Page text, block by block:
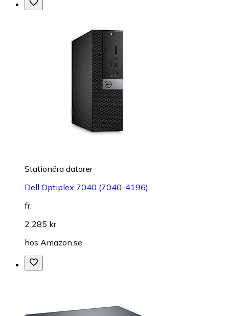
Stationära datorer
Dell Optiplex 7040 (7040-4196)
fr.
2 285 kr
hos Amazon.se